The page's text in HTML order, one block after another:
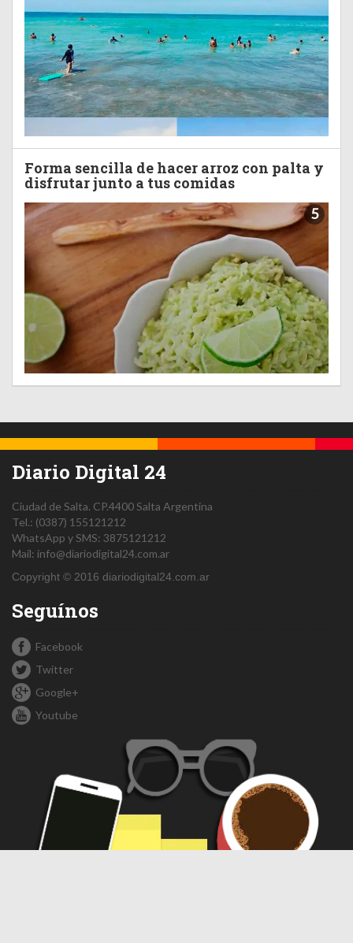
Forma sencilla de hacer arroz con palta y
disfrutar junto a tus comidas
5
Diario Digital 24
Ciudad de Salta. CP.4400Salta Argentina
Tel.: (0387) 155121212
WhatsApp y SMS: 3875121212
Mail: info@diariodigital24.com.ar
Copyright © 2016 diariodigital24.com.ar
Seguínos
Facebook
Twitter
Google+
Youtube